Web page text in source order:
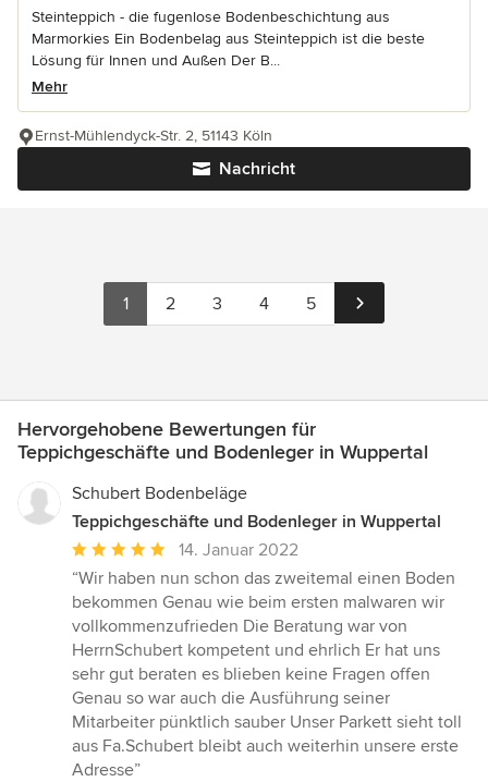
Steinteppich - die fugenlose Bodenbeschichtung aus
Marmorkies Ein Bodenbelag aus Steinteppich ist die beste
Lösung für Innen und Außen Der B...
Mehr
Nachricht
Ernst-Mühlendyck-Str. 2, 51143 Köln
1 2 3 4 5
Hervorgehobene Bewertungen für
Teppichgeschäfte und Bodenleger in Wuppertal
Schubert Bodenbeläge
Teppichgeschäfte und Bodenleger in Wuppertal
Durchschnittliche
Bewertung:
5
von
5
Sternen
14. Januar 2022
“Wir haben nun schon das zweitemal einen Boden
bekommen Genau wie beim ersten malwaren wir
vollkommenzufrieden Die Beratung war von
HerrnSchubert kompetent und ehrlich Er hat uns
sehr gut beraten es blieben keine Fragen offen
Genau so war auch die Ausführung seiner
Mitarbeiter pünktlich sauber Unser Parkett sieht toll
aus Fa.Schubert bleibt auch weiterhin unsere erste
Adresse”